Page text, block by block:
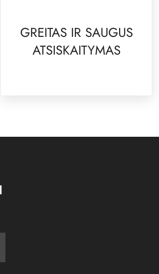
GREITAS IR SAUGUS
ATSISKAITYMAS